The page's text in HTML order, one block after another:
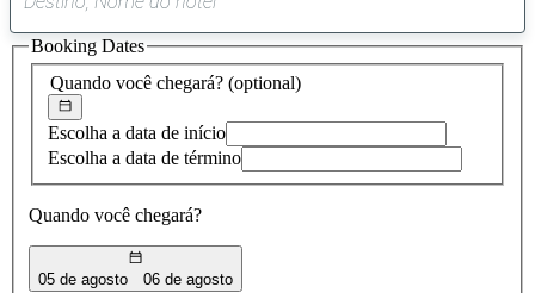
sugestão
encontrada
Quando você chegará? (optional)
Escolha a data de início
Escolha a data de término
Quando você chegará?
05 de agosto 06 de agosto
Booking Dates